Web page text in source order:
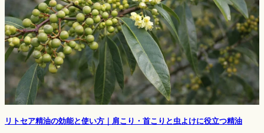
リトセア精油の効能と使い方｜肩こり・首こりと虫よけに役立つ精油